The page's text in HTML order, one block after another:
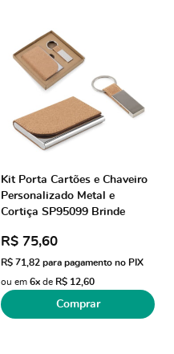
Kit Porta Cartões e Chaveiro
Personalizado Metal e
Cortiça SP95099 Brinde
R$ 75,60
R$ 71,82 para pagamento no PIX
ou em 6x de R$ 12,60
Comprar